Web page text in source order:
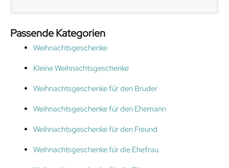
Passende Kategorien
Weihnachtsgeschenke
Kleine Weihnachtsgeschenke
Weihnachtsgeschenke für den Bruder
Weihnachtsgeschenke für den Ehemann
Weihnachtsgeschenke für den Freund
Weihnachtsgeschenke für die Ehefrau